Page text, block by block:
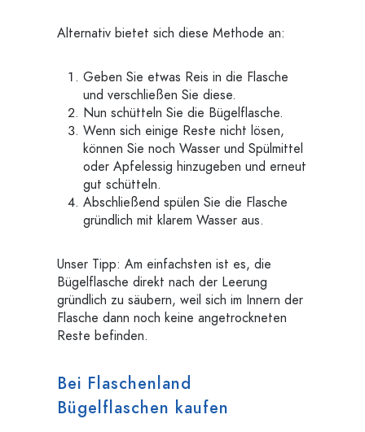
Alternativ bietet sich diese Methode an:
Geben Sie etwas Reis in die Flasche
und verschließen Sie diese.
Nun schütteln Sie die Bügelflasche.
Wenn sich einige Reste nicht lösen,
können Sie noch Wasser und Spülmittel
oder Apfelessig hinzugeben und erneut
gut schütteln.
Abschließend spülen Sie die Flasche
gründlich mit klarem Wasser aus.
Unser Tipp: Am einfachsten ist es, die
Bügelflasche direkt nach der Leerung
gründlich zu säubern, weil sich im Innern der
Flasche dann noch keine angetrockneten
Reste befinden.
Bei Flaschenland
Bügelflaschen kaufen